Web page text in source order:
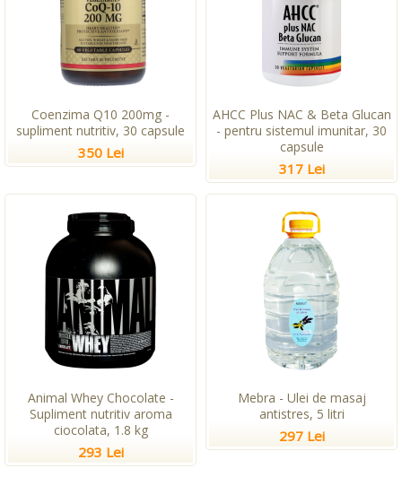
Coenzima Q10 200mg -
supliment nutritiv, 30 capsule
350 Lei
AHCC Plus NAC & Beta Glucan
- pentru sistemul imunitar, 30
capsule
317 Lei
Animal Whey Chocolate -
Supliment nutritiv aroma
ciocolata, 1.8 kg
293 Lei
Mebra - Ulei de masaj
antistres, 5 litri
297 Lei